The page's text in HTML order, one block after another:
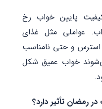
پایین خواب رخ
عواملی مثل غذای
استرس و حتی نامناسب
خواب عمیق شکل
رمضان تأثیر دارد؟